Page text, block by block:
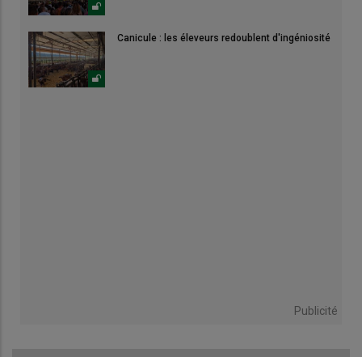
Canicule : les éleveurs redoublent d'ingéniosité
Publicité